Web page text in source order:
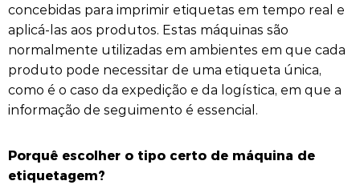
concebidas para imprimir etiquetas em tempo real e
aplicá-las aos produtos. Estas máquinas são
normalmente utilizadas em ambientes em que cada
produto pode necessitar de uma etiqueta única,
como é o caso da expedição e da logística, em que a
informação de seguimento é essencial.
Porquê escolher o tipo certo de máquina de
etiquetagem?